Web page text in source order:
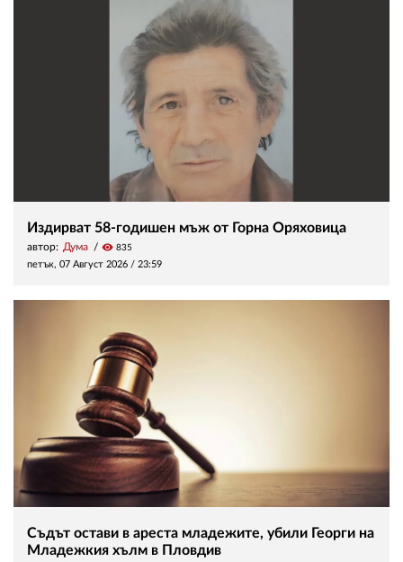
Издирват 58-годишен мъж от Горна Оряховица
автор: Дума visibility 835
петък, 07 Август 2026 / 23:59
Съдът остави в ареста младежите, убили Георги на
Младежкия хълм в Пловдив